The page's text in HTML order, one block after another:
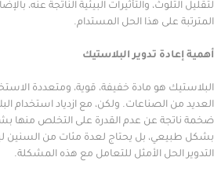
والتأثيرات البيئية الناتجة عنه، بالإضافة إلى
هذا الحل المستدام.
تدوير البلاستيك
هو مادة خفيفة، قوية، ومتعددة
الصناعات. ولكن، مع ازدياد استخدام
عن عدم القدرة على التخلص منها بشكل فعال.
بل يحتاج لعدة مئات من السنين ليختفي
الأمثل للتعامل مع هذه المشكلة.